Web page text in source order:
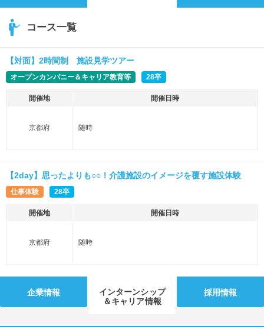
コース一覧
【対面】2時間制 施設見学ツアー
オープンカンパニー＆キャリア教育等 28卒
開催地 開催日時
京都府 随時
【2day】思ったよりも○○！介護施設のイメージを覆す施設体験
仕事体験 28卒
開催地 開催日時
京都府 随時
企業情報
インターンシップ
＆キャリア情報
採用情報